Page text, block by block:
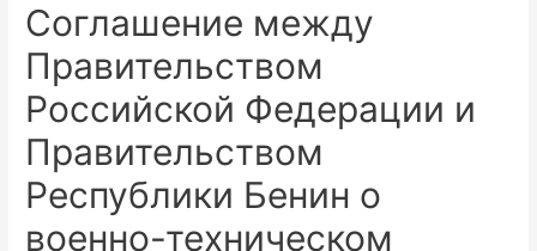
Соглашение между
Правительством
Российской Федерации и
Правительством
Республики Бенин о
военно-техническом